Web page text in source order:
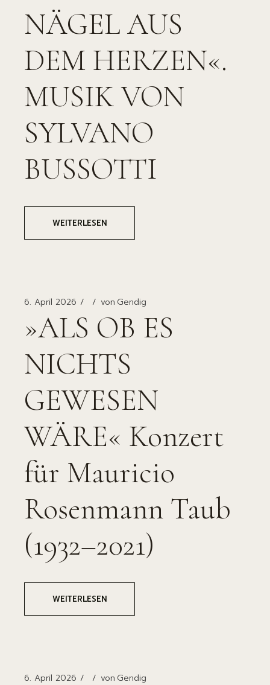
NÄGEL AUS
DEM HERZEN«.
MUSIK VON
SYLVANO
BUSSOTTI
WEITERLESEN
6. April 2026 von Gendig
»ALS OB ES
NICHTS
GEWESEN
WÄRE« Konzert
für Mauricio
Rosenmann Taub
(1932–2021)
WEITERLESEN
6. April 2026 von Gendig